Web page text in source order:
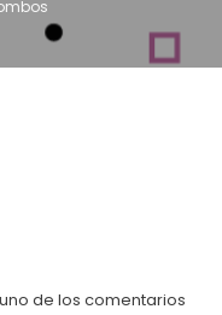
de los comentarios